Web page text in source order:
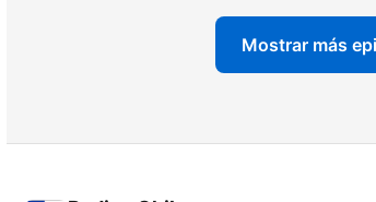
Mostrar más